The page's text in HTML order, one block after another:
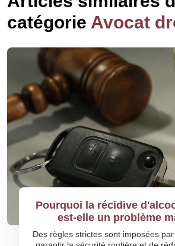
catégorie Avocat
Pourquoi la récidive
est-elle un problème
Des règles strictes sont imposées